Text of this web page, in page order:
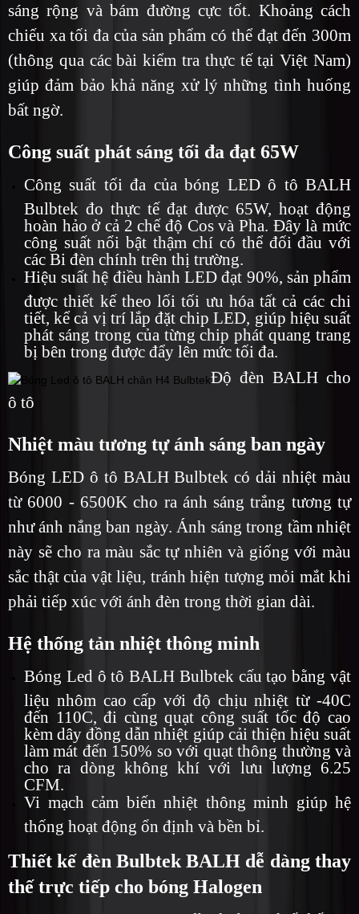
sáng rộng và bám đường cực tốt. Khoảng cách
chiếu xa tối đa của sản phẩm có thể đạt đến 300m
(thông qua các bài kiểm tra thực tế tại Việt Nam)
giúp đảm bảo khả năng xử lý những tình huống
bất ngờ.
Công suất phát sáng tối đa đạt 65W
Công suất tối đa của bóng LED ô tô BALH
Bulbtek đo thực tế đạt được 65W, hoạt động
hoàn hảo ở cả 2 chế độ Cos và Pha. Đây là mức
công suất nổi bật thậm chí có thể đối đầu với
các Bi đèn chính trên thị trường.
Hiệu suất hệ điều hành LED đạt 90%, sản phẩm
được thiết kế theo lối tối ưu hóa tất cả các chi
tiết, kể cả vị trí lắp đặt chip LED, giúp hiệu suất
phát sáng trong của từng chip phát quang trang
bị bên trong được đẩy lên mức tối đa.
Độ đèn BALH cho
ô tô
Nhiệt màu tương tự ánh sáng ban ngày
Bóng LED ô tô BALH Bulbtek có dải nhiệt màu
từ 6000 - 6500K cho ra ánh sáng trắng tương tự
như ánh nắng ban ngày. Ánh sáng trong tầm nhiệt
này sẽ cho ra màu sắc tự nhiên và giống với màu
sắc thật của vật liệu, tránh hiện tượng mỏi mắt khi
phải tiếp xúc với ánh đèn trong thời gian dài.
Hệ thống tản nhiệt thông minh
Bóng Led ô tô BALH Bulbtek cấu tạo bằng vật
liệu nhôm cao cấp với độ chịu nhiệt từ -40C
đến 110C, đi cùng quạt công suất tốc độ cao
kèm dây đồng dẫn nhiệt giúp cải thiện hiệu suất
làm mát đến 150% so với quạt thông thường và
cho ra dòng không khí với lưu lượng 6.25
CFM.
Vi mạch cảm biến nhiệt thông minh giúp hệ
thống hoạt động ổn định và bền bỉ.
Thiết kế đèn Bulbtek BALH dễ dàng thay
thế trực tiếp cho bóng Halogen